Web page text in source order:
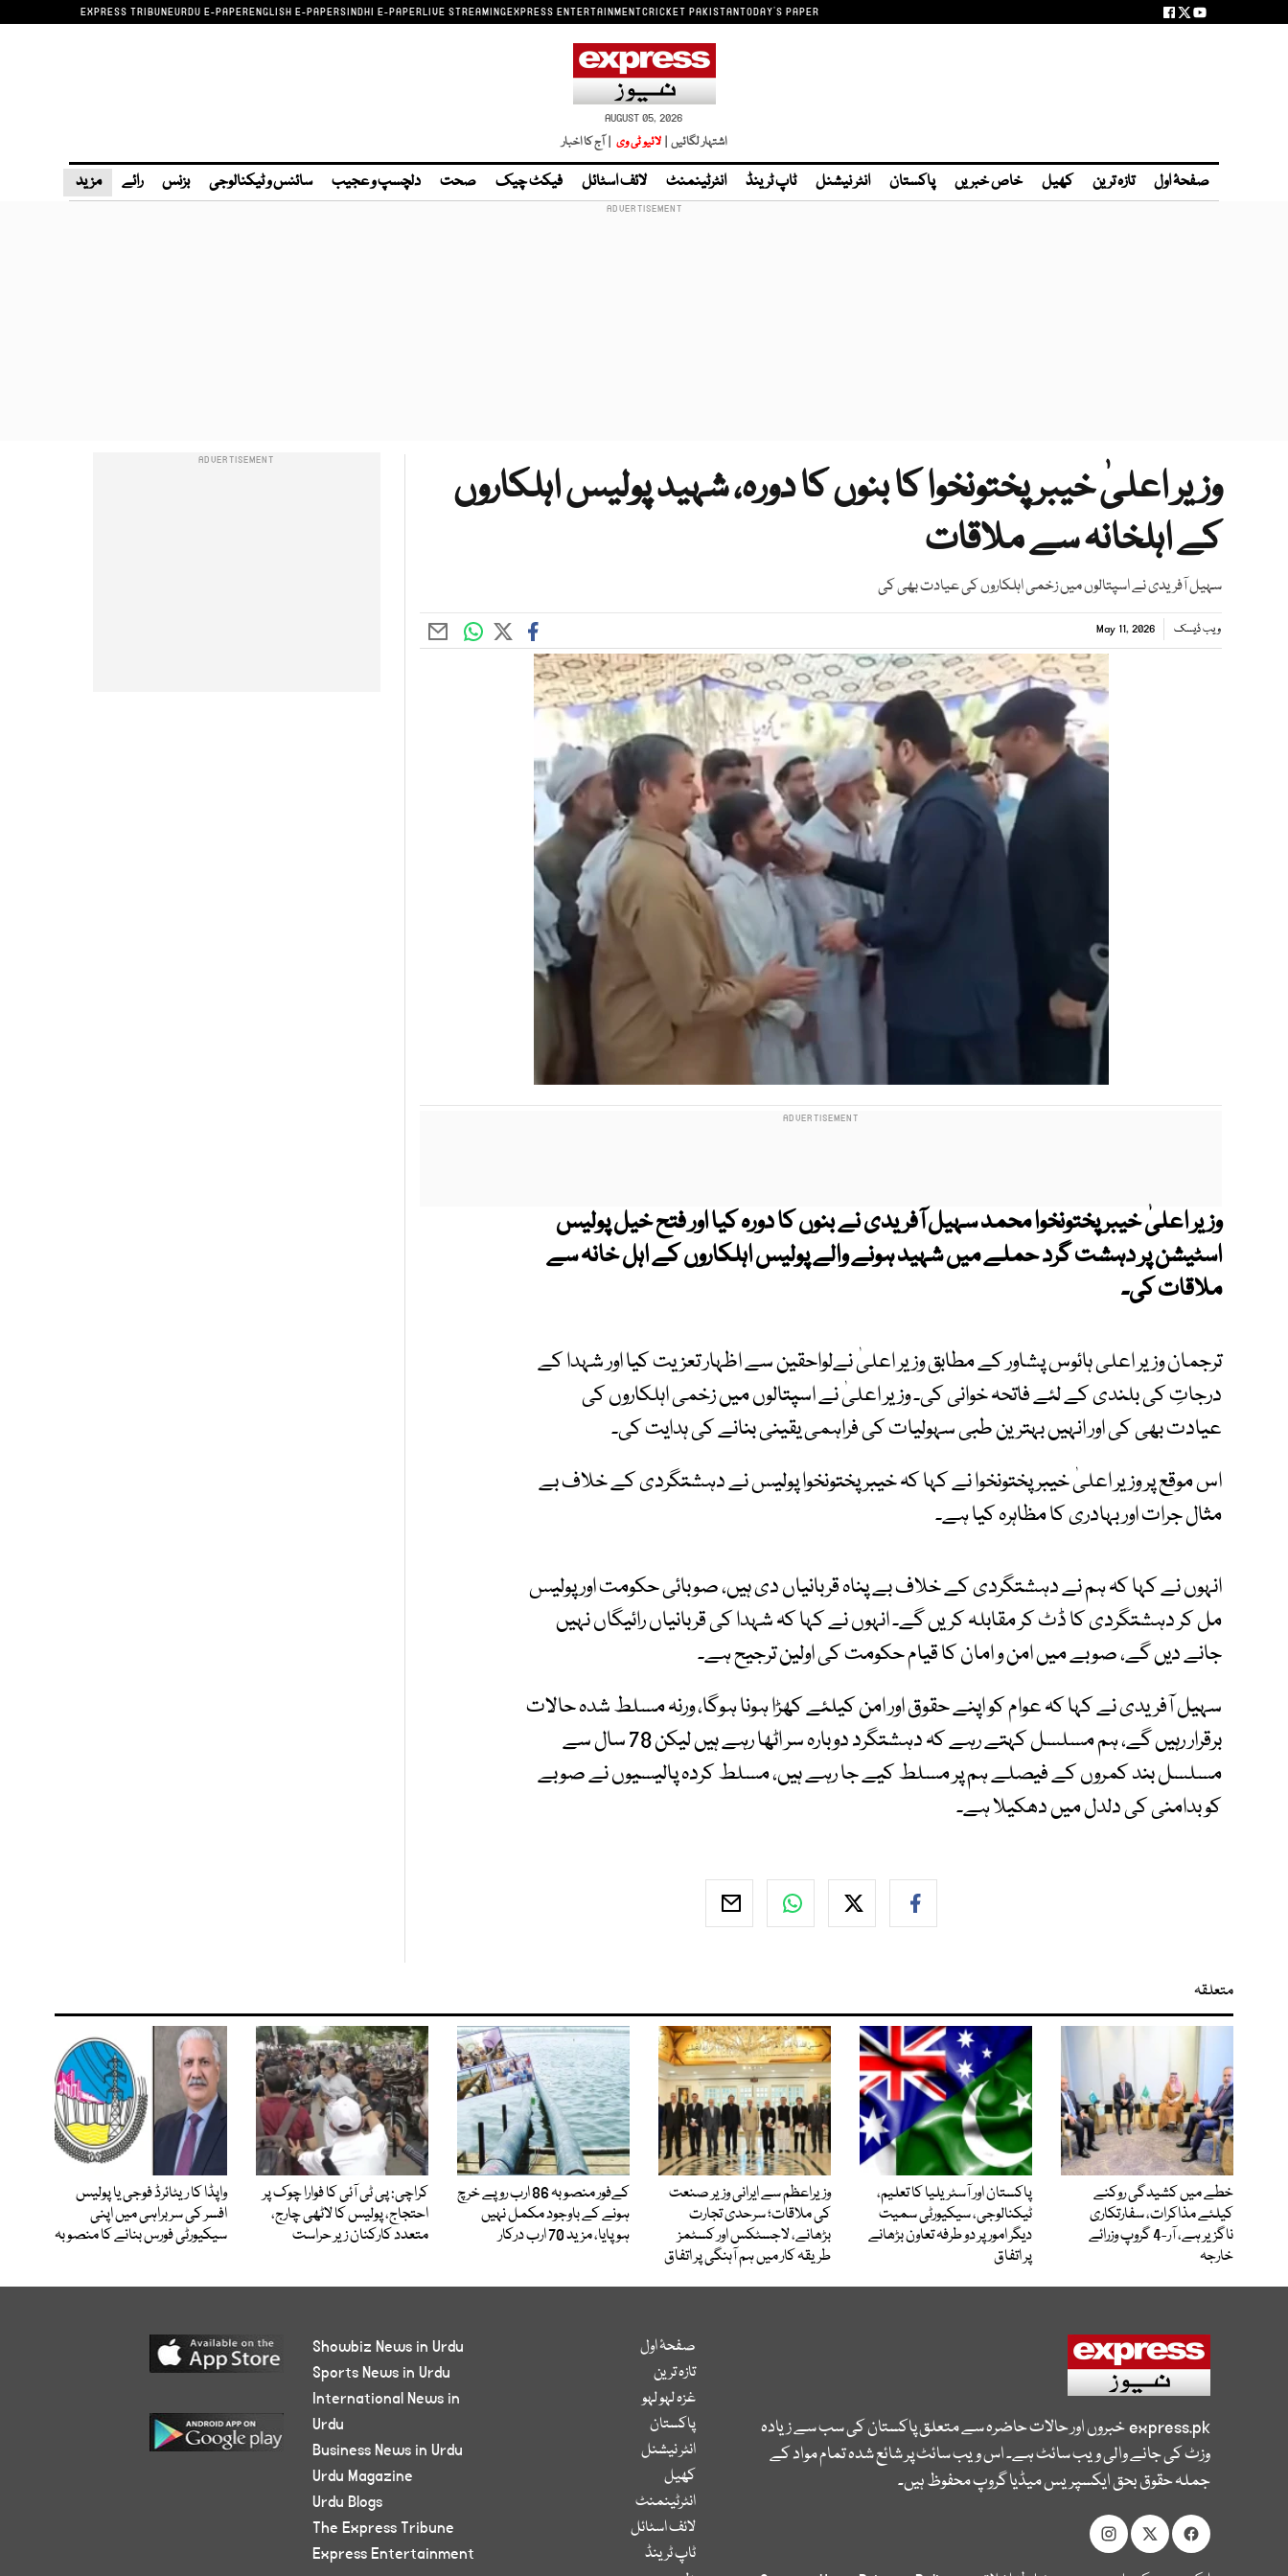
EXPRESS TRIBUNEURDU E-PAPERENGLISH E-PAPERSINDHI E-PAPERLIVE STREAMINGEXPRESS ENTERTAINMENTCRICKET PAKISTANTODAY'S PAPER
AUGUST 05, 2026
اشتہار لگائیں | لائیو ٹی وی | آج کا اخبار
صفحۂ اول تازہ ترین کھیل خاص خبریں پاکستان انٹر نیشنل ٹاپ ٹرینڈ انٹرٹینمنٹ لائف اسٹائل فیکٹ چیک صحت دلچسپ و عجیب سائنس و ٹیکنالوجی بزنس رائے مزید
وزیر اعلیٰ خیبر پختونخوا کا بنوں کا دورہ، شہید پولیس اہلکاروں
کے اہلخانہ سے ملاقات
سہیل آفریدی نے اسپتالوں میں زخمی اہلکاروں کی عیادت بھی کی
ویب ڈیسک May 11, 2026
وزیر اعلیٰ خیبر پختونخوا محمد سہیل آفریدی نے بنوں کا دورہ کیا اور فتح خیل پولیس
اسٹیشن پر دہشت گرد حملے میں شہید ہونے والے پولیس اہلکاروں کے اہل خانہ سے
ملاقات کی۔
ترجمان وزیر اعلی ہائوس پشاور کے مطابق وزیر اعلیٰ نےلواحقین سے اظہار تعزیت کیا اور شہدا کے
درجاتِ کی بلندی کے لئے فاتحہ خوانی کی۔ وزیر اعلیٰ نے اسپتالوں میں زخمی اہلکاروں کی
عیادت بھی کی اور انہیں بہترین طبی سہولیات کی فراہمی یقینی بنانے کی ہدایت کی۔
اس موقع پر وزیر اعلیٰ خیبرپختونخوا نے کہا کہ خیبرپختونخوا پولیس نے دہشتگردی کے خلاف بے
مثال جرات اور بہادری کا مظاہرہ کیا ہے۔
انہوں نے کہا کہ ہم نے دہشتگردی کے خلاف بے پناہ قربانیاں دی ہیں، صوبائی حکومت اور پولیس
مل کر دہشتگردی کا ڈٹ کر مقابلہ کریں گے۔ انہوں نے کہا کہ شہدا کی قربانیاں رائیگاں نہیں
جانے دیں گے، صوبے میں امن و امان کا قیام حکومت کی اولین ترجیح ہے۔
سہیل آفریدی نے کہا کہ عوام کو اپنے حقوق اور امن کیلئے کھڑا ہونا ہوگا، ورنہ مسلط شدہ حالات
برقرار رہیں گے، ہم مسلسل کہتے رہے کہ دہشتگرد دوبارہ سر اٹھا رہے ہیں لیکن 78 سال سے
مسلسل بند کمروں کے فیصلے ہم پر مسلط کیے جا رہے ہیں، مسلط کردہ پالیسیوں نے صوبے
کو بدامنی کی دلدل میں دھکیلا ہے۔
متعلقہ
خطے میں کشیدگی روکنے
کیلئے مذاکرات، سفارتکاری
ناگزیر ہے، آر-4 گروپ وزرائے
خارجہ
پاکستان اور آسٹریلیا کا تعلیم،
ٹیکنالوجی، سیکیورٹی سمیت
دیگر امور پر دو طرفہ تعاون بڑھانے
پر اتفاق
وزیراعظم سے ایرانی وزیر صنعت
کی ملاقات؛ سرحدی تجارت
بڑھانے، لاجسٹکس اور کسٹمز
طریقہ کار میں ہم آہنگی پر اتفاق
کےفور منصوبہ 86 ارب روپے خرچ
ہونے کے باوجود مکمل نہیں
ہوپایا، مزید 70 ارب درکار
کراچی: پی ٹی آئی کا فوارا چوک پر
احتجاج، پولیس کا لاٹھی چارج،
متعدد کارکنان زیر حراست
واپڈا کا ریٹائرڈ فوجی یا پولیس
افسر کی سربراہی میں اپنی
سیکیورٹی فورس بنانے کا منصوبہ
express.pkخبروں اور حالات حاضرہ سے متعلق پاکستان کی سب سے زیادہ
وزٹ کی جانے والی ویب سائٹ ہے۔ اس ویب سائٹ پر شائع شدہ تمام مواد کے
جملہ حقوق بحق ایکسپریس میڈیا گروپ محفوظ ہیں۔
صفحۂ اول
تازہ ترین
غزہ لہو لہو
پاکستان
انٹر نیشنل
کھیل
انٹرٹینمنٹ
لائف اسٹائل
ٹاپ ٹرینڈ
Showbiz News in Urdu
Sports News in Urdu
International News in
Urdu
Business News in Urdu
Urdu Magazine
Urdu Blogs
The Express Tribune
Express Entertainment